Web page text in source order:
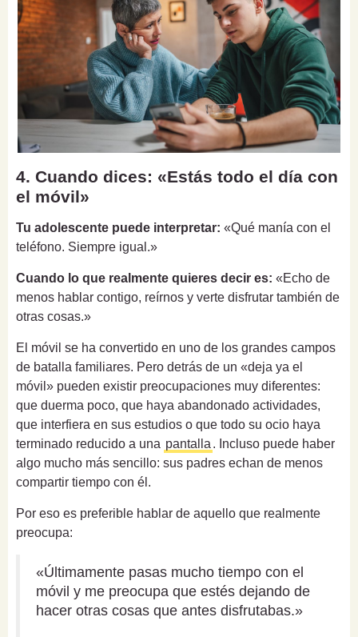
4. Cuando dices: «Estás todo el día con
el móvil»
Tu adolescente puede interpretar: «Qué manía con el
teléfono. Siempre igual.»
Cuando lo que realmente quieres decir es: «Echo de
menos hablar contigo, reírnos y verte disfrutar también de
otras cosas.»
El móvil se ha convertido en uno de los grandes campos
de batalla familiares. Pero detrás de un «deja ya el
móvil» pueden existir preocupaciones muy diferentes:
que duerma poco, que haya abandonado actividades,
que interfiera en sus estudios o que todo su ocio haya
terminado reducido a una pantalla . Incluso puede haber
algo mucho más sencillo: sus padres echan de menos
compartir tiempo con él.
Por eso es preferible hablar de aquello que realmente
preocupa:
«Últimamente pasas mucho tiempo con el
móvil y me preocupa que estés dejando de
hacer otras cosas que antes disfrutabas.»